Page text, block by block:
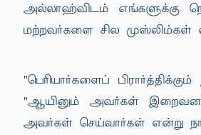
அல்லாஹ்விடம் எங்களுக்கு
மற்றவர்களை சில முஸ்லிம்கள்
"பெரியார்களைப்
"ஆயினும் அவர்கள்
அவர்கள் செய்வார்கள் என்று